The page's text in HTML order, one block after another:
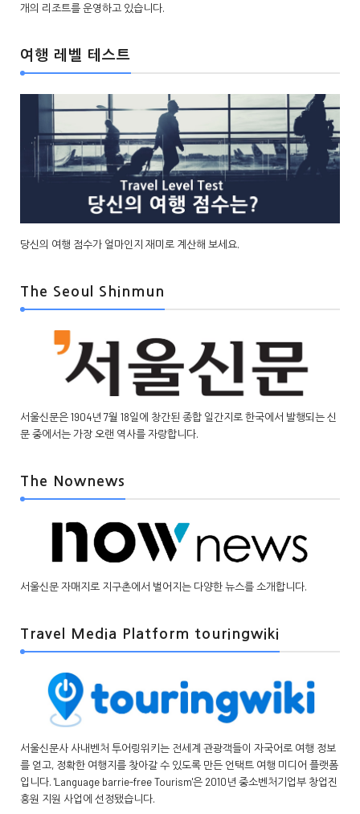
개의 리조트를 운영하고 있습니다.
여행 레벨 테스트
당신의 여행 점수가 얼마인지 재미로 계산해 보세요.
The Seoul Shinmun
서울신문은 1904년 7월 18일에 창간된 종합 일간지로 한국에서 발행되는 신
문 중에서는 가장 오랜 역사를 자랑합니다.
The Nownews
서울신문 자매지로 지구촌에서 벌어지는 다양한 뉴스를 소개합니다.
Travel Media Platform touringwiki
서울신문사 사내벤처 투어링위키는 전세계 관광객들이 자국어로 여행 정보
를 얻고, 정확한 여행지를 찾아갈 수 있도록 만든 언택트 여행 미디어 플랫폼
입니다. 'Language barrie-free Tourism'은 2010년 중소벤처기업부 창업진
흥원 지원 사업에 선정됐습니다.